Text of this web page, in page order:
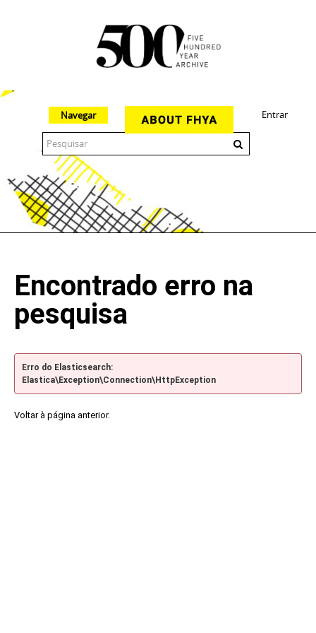
Entrar
Navegar
Encontrado erro na
pesquisa
Erro do Elasticsearch:
Elastica\Exception\Connection\HttpException
Voltar à página anterior.